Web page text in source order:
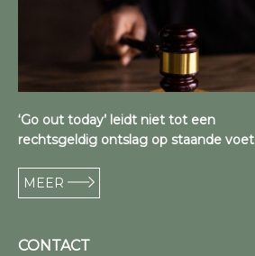
‘Go out today’ leidt niet tot een
rechtsgeldig ontslag op staande voet
MEER
CONTACT